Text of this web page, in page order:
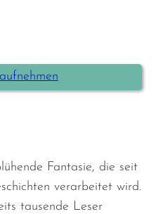
Fantasie, die seit
verarbeitet wird.
tausende Leser